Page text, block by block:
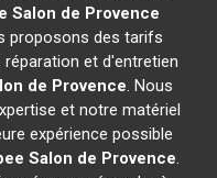
Salon de Provence
proposons des tarifs
et d'entretien
de Provence. Nous
et notre matériel
expérience possible
Salon de Provence.